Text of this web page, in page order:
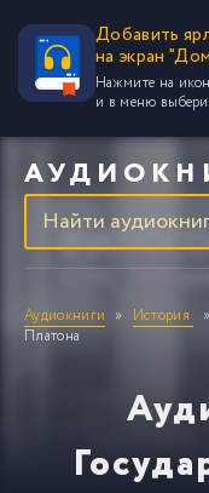
Добавить
на экран
Нажмите на
и в меню
Аудиокниги История
Платона